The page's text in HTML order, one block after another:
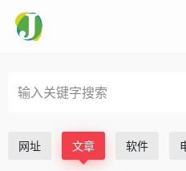
网址 文章 软件